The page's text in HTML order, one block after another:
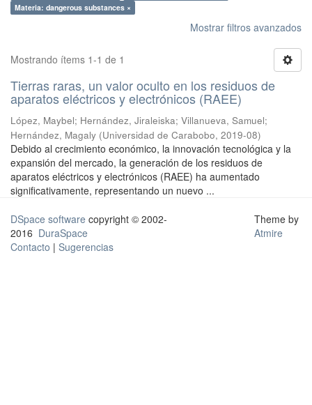
Materia: dangerous substances ×
Mostrar filtros avanzados
Mostrando ítems 1-1 de 1
Tierras raras, un valor oculto en los residuos de
aparatos eléctricos y electrónicos (RAEE)
López, Maybel; Hernández, Jiraleiska; Villanueva, Samuel;
Hernández, Magaly (Universidad de Carabobo, 2019-08)
Debido al crecimiento económico, la innovación tecnológica y la
expansión del mercado, la generación de los residuos de
aparatos eléctricos y electrónicos (RAEE) ha aumentado
significativamente, representando un nuevo ...
DSpace software copyright © 2002-
2016 DuraSpace
Contacto | Sugerencias
Theme by
Atmire